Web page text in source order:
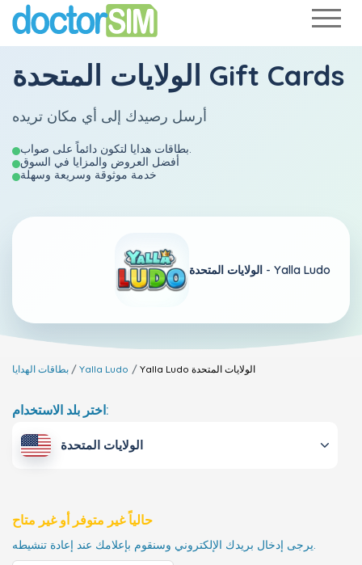
الولايات المتحدة Gift Cards
أرسل رصيدك إلى أي مكان تريده
أفضل العروض والمزايا في السوق
خدمة موثوقة وسريعة وسهلة
الولايات المتحدة - Yalla Ludo
بطاقات الهدايا Yalla Ludo Yalla Ludo الولايات المتحدة
اختر بلد الاستخدام:
الولايات المتحدة
حالياً غير متوفر أو غير متاح
يرجى إدخال بريدك الإلكتروني وسنقوم بإعلامك عند إعادة تنشيطه.